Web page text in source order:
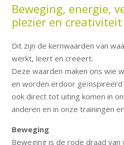
Beweging, energie,
plezier en creativiteit
Dit zijn de kernwaarden van
werkt, leert en creëert.
Deze waarden maken ons wie
en worden erdoor
ook direct tot uiting komen in
anderen en in onze trainingen
Beweging
Beweging is de rode draad van